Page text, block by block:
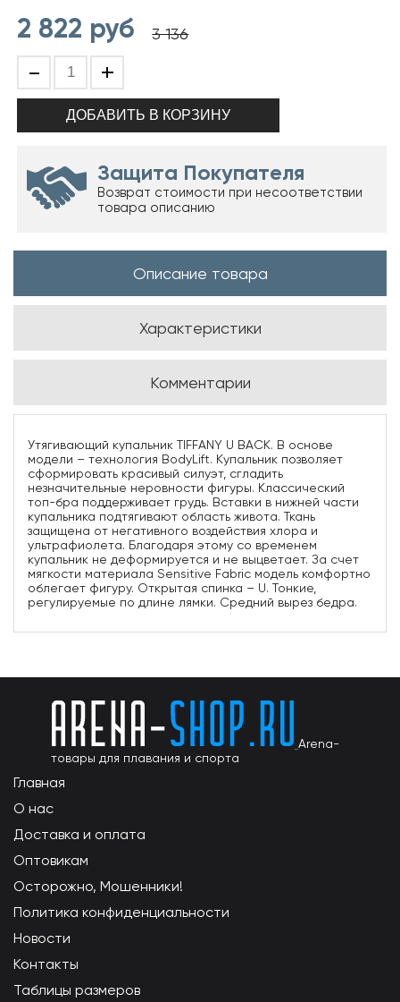
2 822 руб 3 136
- +
Защита Покупателя
Возврат стоимости при несоответствии
товара описанию
Описание товара
Характеристики
Комментарии
Утягивающий купальник TIFFANY U BACK. В основе
модели – технология BodyLift. Купальник позволяет
сформировать красивый силуэт, сгладить
незначительные неровности фигуры. Классический
топ-бра поддерживает грудь. Вставки в нижней части
купальника подтягивают область живота. Ткань
защищена от негативного воздействия хлора и
ультрафиолета. Благодаря этому со временем
купальник не деформируется и не выцветает. За счет
мягкости материала Sensitive Fabric модель комфортно
облегает фигуру. Открытая спинка – U. Тонкие,
регулируемые по длине лямки. Средний вырез бедра.
Arena-
товары для плавания и спорта
Главная
О нас
Доставка и оплата
Оптовикам
Осторожно, Мошенники!
Политика конфиденциальности
Новости
Контакты
Таблицы размеров